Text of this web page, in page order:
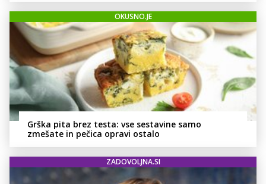
OKUSNO.JE
Grška pita brez testa: vse sestavine samo
zmešate in pečica opravi ostalo
ZADOVOLJNA.SI